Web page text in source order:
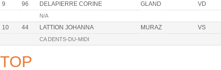
9 96 DELAPIERRE CORINE GLAND VD
N/A
10 44 LATTION JOHANNA MURAZ VS
CA DENTS-DU-MIDI
TOP